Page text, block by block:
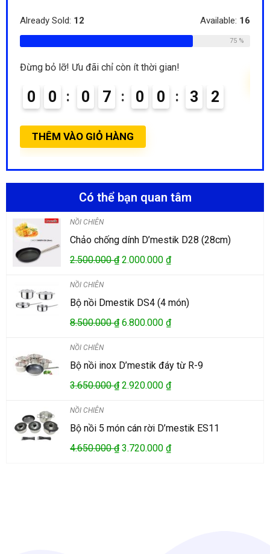
Already Sold: 12 Available: 16
75 %
Đừng bỏ lỡ! Ưu đãi chỉ còn ít thời gian!
0 0 0 7 0 0 3 1
THÊM VÀO GIỎ HÀNG
Có thể bạn quan tâm
NỒI CHIÊN
Chảo chống dính D’mestik D28 (28cm)
2.500.000₫ 2.000.000 ₫
NỒI CHIÊN
Bộ nồi Dmestik DS4 (4 món)
8.500.000₫ 6.800.000 ₫
NỒI CHIÊN
Bộ nồi inox D’mestik đáy từ R-9
3.650.000₫ 2.920.000 ₫
NỒI CHIÊN
Bộ nồi 5 món cán rời D’mestik ES11
4.650.000₫ 3.720.000 ₫